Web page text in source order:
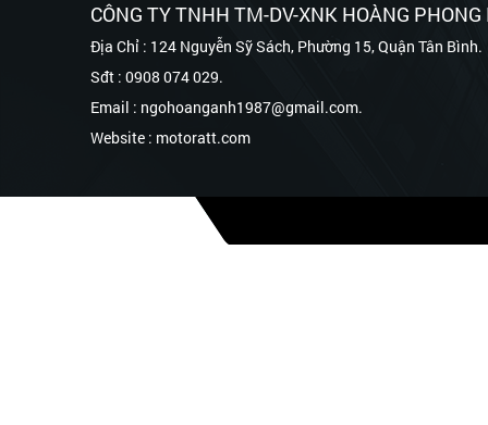
CÔNG TY TNHH TM-DV-XNK HOÀNG
Địa Chỉ : 124 Nguyễn Sỹ Sách, Phường 15, Quận Tân Bình.
Sđt : 0908 074 029.
Email : ngohoanganh1987@gmail.com.
Website : motoratt.com